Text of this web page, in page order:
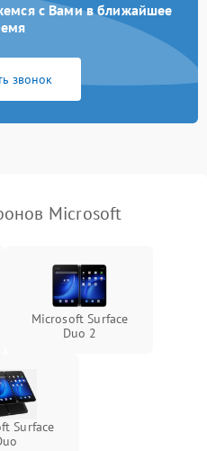
с Вами в ближайшее
звонок
Microsoft
Microsoft Surface
Duo 2
Surface